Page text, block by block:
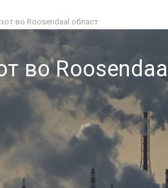
во Roosendaal област
во